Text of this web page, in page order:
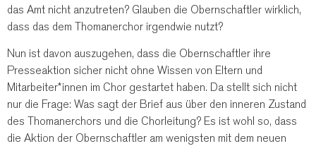
das Amt nicht anzutreten? Glauben die Obernschaftler wirklich,
dass das dem Thomanerchor irgendwie nutzt?
Nun ist davon auszugehen, dass die Obernschaftler ihre
Presseaktion sicher nicht ohne Wissen von Eltern und
Mitarbeiter*innen im Chor gestartet haben. Da stellt sich nicht
nur die Frage: Was sagt der Brief aus über den inneren Zustand
des Thomanerchors und die Chorleitung? Es ist wohl so, dass
die Aktion der Obernschaftler am wenigsten mit dem neuen